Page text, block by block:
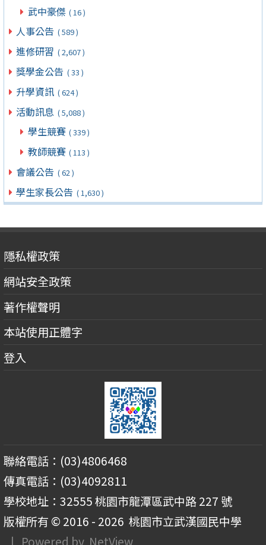
武中豪傑 ( 16 )
人事公告 ( 589 )
進修研習 ( 2,607 )
獎學金公告 ( 33 )
升學資訊 ( 624 )
活動訊息 ( 5,088 )
學生競賽 ( 339 )
教師競賽 ( 113 )
會議公告 ( 62 )
學生家長公告 ( 1,630 )
隱私權政策
網站安全政策
著作權聲明
本站使用正體字
登入
聯絡電話：(03)4806468
傳真電話：(03)4092811
學校地址：32555 桃園市龍潭區武中路 227 號
版權所有 © 2016 - 2026 桃園市立武漢國民中學
| Powered by NetView